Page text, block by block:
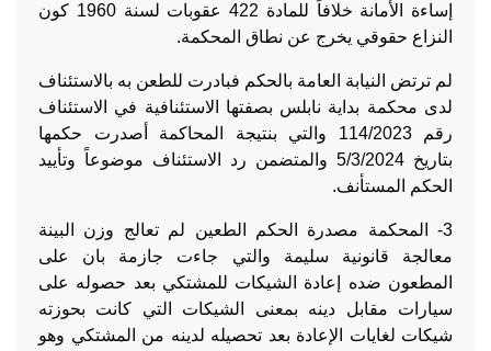
إساءة الأمانة خلافاً للمادة 422 عقوبات لسنة 1960 كون
النزاع حقوقي يخرج عن نطاق المحكمة.
لم ترتض النيابة العامة بالحكم فبادرت للطعن به بالاستئناف
لدى محكمة بداية نابلس بصفتها الاستئنافية في الاستئناف
رقم 114/2023 والتي بنتيجة المحاكمة أصدرت حكمها
بتاريخ 5/3/2024 والمتضمن رد الاستئناف موضوعاً وتأييد
الحكم المستأنف.
3- المحكمة مصدرة الحكم الطعين لم تعالج وزن البينة
معالجة قانونية سليمة والتي جاءت جازمة بان على
المطعون ضده إعادة الشيكات للمشتكي بعد حصوله على
سيارات مقابل دينه بمعنى الشيكات التي كانت بحوزته
شيكات لغايات الإعادة بعد تحصيله لدينه من المشتكي وهو